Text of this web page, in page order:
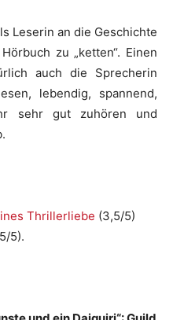
Leserin an die Geschichte
zu „ketten“. Einen
auch die Sprecherin
lebendig, spannend,
sehr gut zuhören und
Thrillerliebe (3,5/5)
5).